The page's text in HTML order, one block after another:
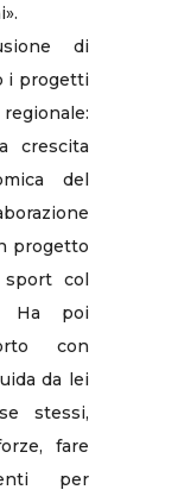
di
i progetti
crescita
del
progetto
sport col
Ha poi
con
da lei
stessi,
fare
per